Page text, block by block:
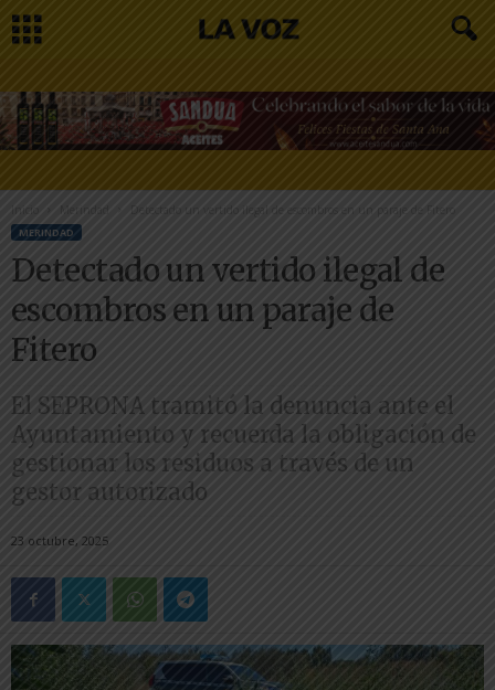
Inicio Detectado un vertido ilegal de escombros en un paraje de Fitero
MERINDAD
Detectado un vertido ilegal de
escombros en un paraje de
Fitero
El SEPRONA tramitó la denuncia ante el
Ayuntamiento y recuerda la obligación de
gestionar los residuos a través de un
gestor autorizado
23 octubre, 2025